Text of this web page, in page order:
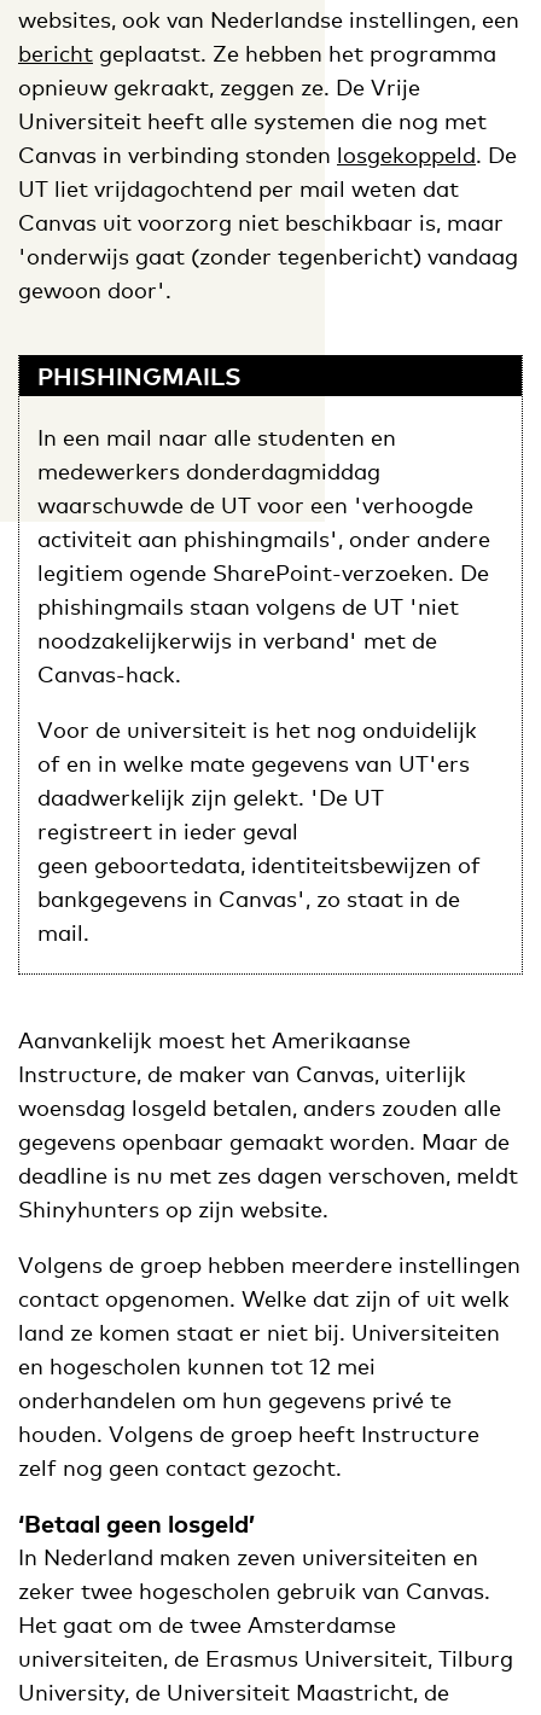
websites, ook van Nederlandse instellingen, een
bericht geplaatst. Ze hebben het programma
opnieuw gekraakt, zeggen ze. De Vrije
Universiteit heeft alle systemen die nog met
Canvas in verbinding stonden losgekoppeld. De
UT liet vrijdagochtend per mail weten dat
Canvas uit voorzorg niet beschikbaar is, maar
'onderwijs gaat (zonder tegenbericht) vandaag
gewoon door'.
PHISHINGMAILS
In een mail naar alle studenten en
medewerkers donderdagmiddag
waarschuwde de UT voor een 'verhoogde
activiteit aan phishingmails', onder andere
legitiem ogende SharePoint-verzoeken. De
phishingmails staan volgens de UT 'niet
noodzakelijkerwijs in verband' met de
Canvas-hack.
Voor de universiteit is het nog onduidelijk
of en in welke mate gegevens van UT'ers
daadwerkelijk zijn gelekt. 'De UT
registreert in ieder geval
geen geboortedata, identiteitsbewijzen of
bankgegevens in Canvas', zo staat in de
mail.
Aanvankelijk moest het Amerikaanse
Instructure, de maker van Canvas, uiterlijk
woensdag losgeld betalen, anders zouden alle
gegevens openbaar gemaakt worden. Maar de
deadline is nu met zes dagen verschoven, meldt
Shinyhunters op zijn website.
Volgens de groep hebben meerdere instellingen
contact opgenomen. Welke dat zijn of uit welk
land ze komen staat er niet bij. Universiteiten
en hogescholen kunnen tot 12 mei
onderhandelen om hun gegevens privé te
houden. Volgens de groep heeft Instructure
zelf nog geen contact gezocht.
‘Betaal geen losgeld’
In Nederland maken zeven universiteiten en
zeker twee hogescholen gebruik van Canvas.
Het gaat om de twee Amsterdamse
universiteiten, de Erasmus Universiteit, Tilburg
University, de Universiteit Maastricht, de